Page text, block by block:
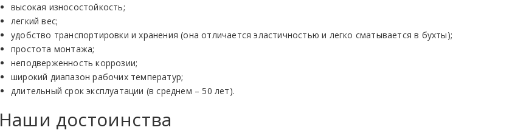
высокая износостойкость;
легкий вес;
удобство транспортировки и хранения (она отличается эластичностью и легко сматывается в бухты);
простота монтажа;
неподверженность коррозии;
широкий диапазон рабочих температур;
длительный срок эксплуатации (в среднем – 50 лет).
Наши достоинства